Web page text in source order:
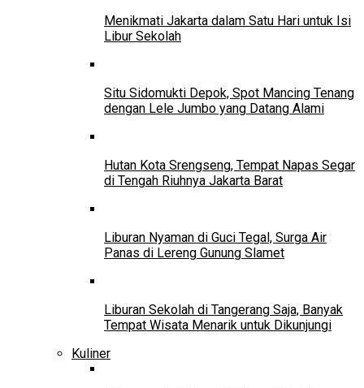
Menikmati Jakarta dalam Satu Hari untuk Isi
Libur Sekolah
Situ Sidomukti Depok, Spot Mancing Tenang
dengan Lele Jumbo yang Datang Alami
Hutan Kota Srengseng, Tempat Napas Segar
di Tengah Riuhnya Jakarta Barat
Liburan Nyaman di Guci Tegal, Surga Air
Panas di Lereng Gunung Slamet
Liburan Sekolah di Tangerang Saja, Banyak
Tempat Wisata Menarik untuk Dikunjungi
Kuliner